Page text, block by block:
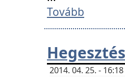
Tovább
2014. 04. 25. -